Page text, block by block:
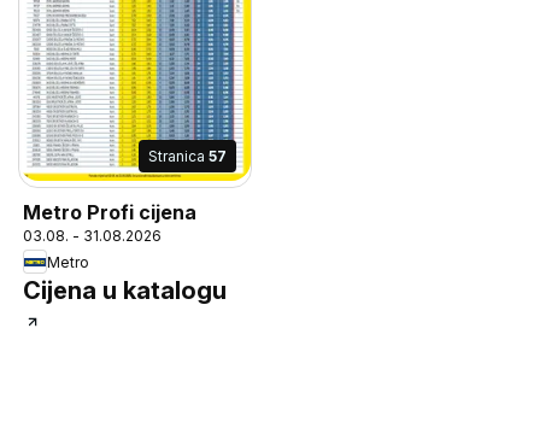
Stranica 57
Metro Profi cijena
03.08. - 31.08.2026
Metro
Cijena u katalogu